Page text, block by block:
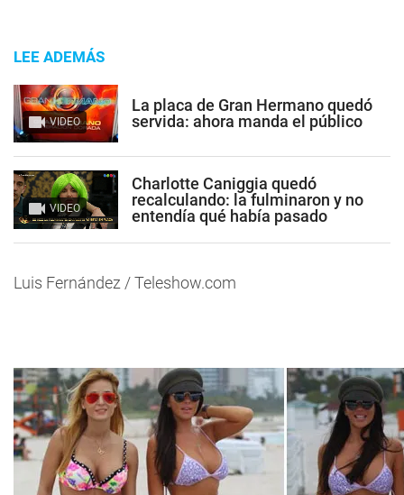
LEE ADEMÁS
VIDEO
La placa de Gran Hermano quedó
servida: ahora manda el público
VIDEO
Charlotte Caniggia quedó
recalculando: la fulminaron y no
entendía qué había pasado
Luis Fernández / Teleshow.com